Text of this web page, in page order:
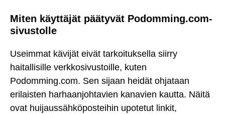
Miten käyttäjät päätyvät Podomming.com-
sivustolle
Useimmat kävijät eivät tarkoituksella siirry
haitallisille verkkosivustoille, kuten
Podomming.com. Sen sijaan heidät ohjataan
erilaisten harhaanjohtavien kanavien kautta. Näitä
ovat huijaussähköposteihin upotetut linkit,